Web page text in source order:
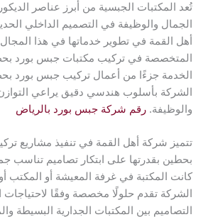
تُعد المكتبات الجبسية من أبرز عناصر
الجمال والوظيفة في التصميم الداخلي
أهل القمة في تطوير خدماتها في هذا
المتخصصة في تركيب مكتبات جبس بورد
الخدمة جزءًا من أعمال تركيب جبس بورد
الشركة بأسلوب هندسي دقيق يراعي
والوظيفة.رقم شركة جبس بورد بالرياض
تتميز شركة أهل القمة في تنفيذ مشاريع
بحطين بقدرتها على ابتكار تصاميم تناسب
كانت المكتبة في غرفة المعيشة أو المكتب
الشركة تقدم حلولًا مخصصة وفقًا لاحتياجات
التصاميم بين المكتبات الجدارية البسيطة